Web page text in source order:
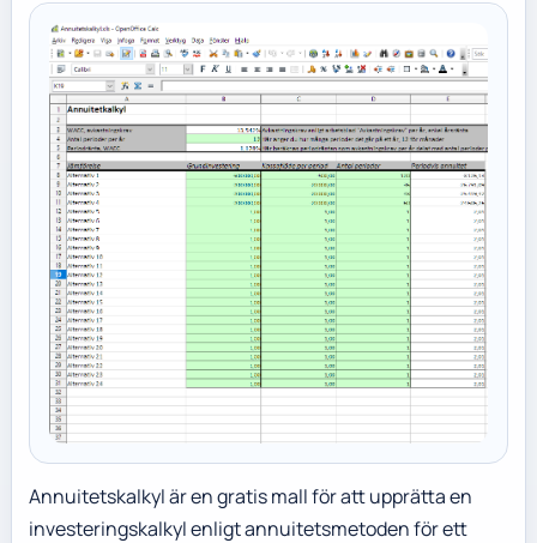
Annuitetskalkyl är en gratis mall för att upprätta en
investeringskalkyl enligt annuitetsmetoden för ett